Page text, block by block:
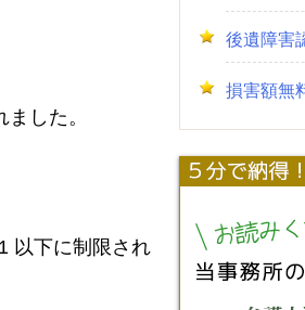
した。
以下に制限され
後遺障害
損害額無